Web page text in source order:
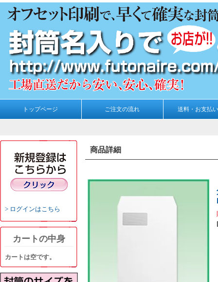
トップページ ご注文の流れ 送料・お支払
ログインはこちら
カートの中身
カートは空です。
商品詳細